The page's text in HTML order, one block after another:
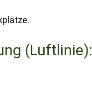
(Luftlinie):